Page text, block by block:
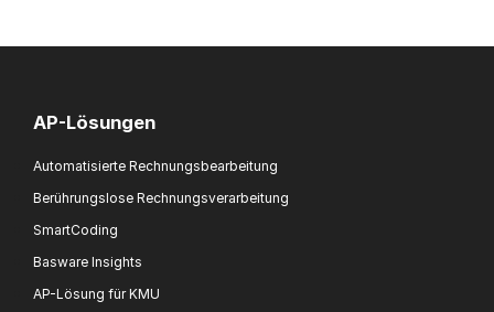
AP-Lösungen
Automatisierte Rechnungsbearbeitung
Berührungslose Rechnungsverarbeitung
SmartCoding
Basware Insights
AP-Lösung für KMU